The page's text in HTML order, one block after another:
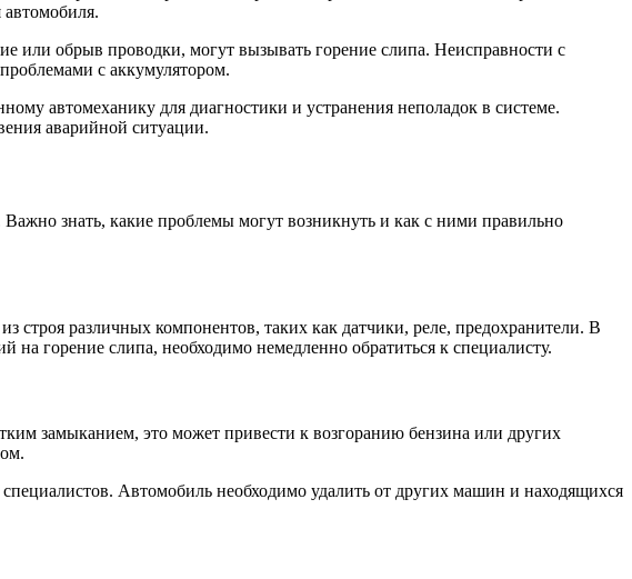
или обрыв проводки, могут вызывать горение слипа. Неисправности с
с аккумулятором.
автомеханику для диагностики и устранения неполадок в системе.
аварийной ситуации.
знать, какие проблемы могут возникнуть и как с ними правильно
строя различных компонентов, таких как датчики, реле, предохранители. В
на горение слипа, необходимо немедленно обратиться к специалисту.
замыканием, это может привести к возгоранию бензина или других
Автомобиль необходимо удалить от других машин и находящихся